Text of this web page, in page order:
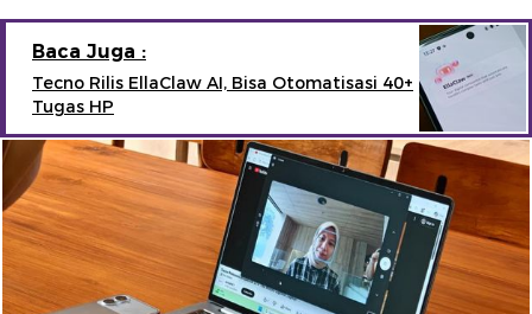
Baca Juga :
Tecno Rilis EllaClaw AI, Bisa Otomatisasi 40+
Tugas HP